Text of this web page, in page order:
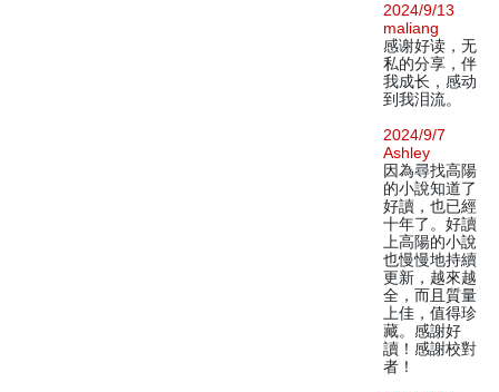
2024/9/13
maliang
感谢好读，无
私的分享，伴
我成长，感动
到我泪流。
2024/9/7
Ashley
因為尋找高陽
的小說知道了
好讀，也已經
十年了。好讀
上高陽的小說
也慢慢地持續
更新，越來越
全，而且質量
上佳，值得珍
藏。感謝好
讀！感謝校對
者！